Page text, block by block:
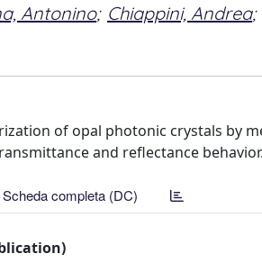
Antonino; Chiappini, Andrea;
of opal photonic crystals by
and reflectance behavior.
Scheda completa (DC)